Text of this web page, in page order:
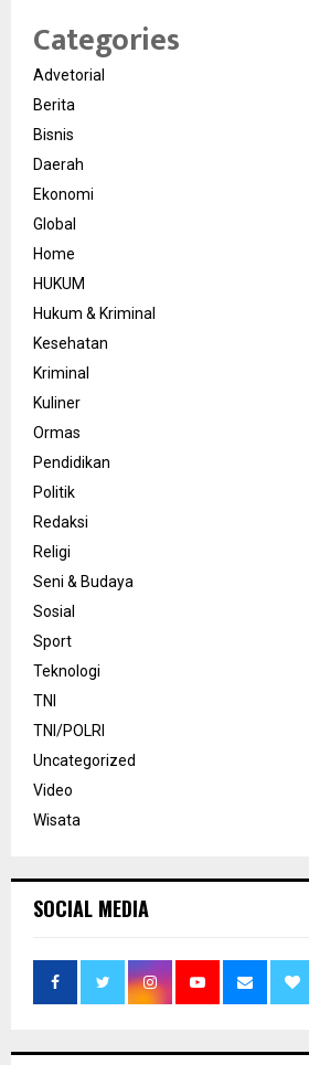
Categories
Advetorial
Berita
Bisnis
Daerah
Ekonomi
Global
Home
HUKUM
Hukum & Kriminal
Kesehatan
Kriminal
Kuliner
Ormas
Pendidikan
Politik
Redaksi
Religi
Seni & Budaya
Sosial
Sport
Teknologi
TNI
TNI/POLRI
Uncategorized
Video
Wisata
SOCIAL MEDIA